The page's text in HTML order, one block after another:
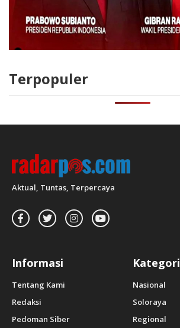
Terpopuler
Aktual, Tuntas, Terpercaya
Informasi
Tentang Kami
Redaksi
Pedoman Siber
Kategori
Nasional
Soloraya
Regional